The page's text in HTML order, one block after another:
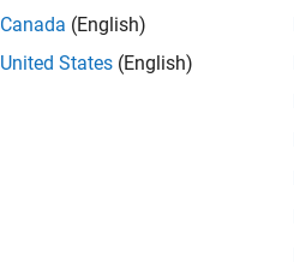
Canada (English)
United States (English)